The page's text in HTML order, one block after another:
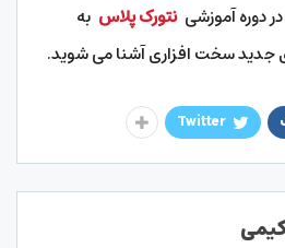
دوره آموزشینتورک پلاس به
جدید سخت افزاری آشنا می شوید.
Twitter